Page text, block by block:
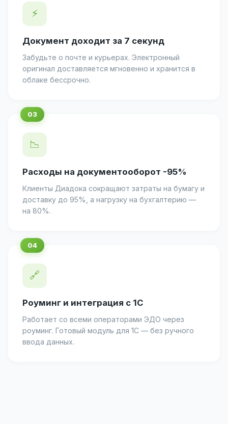
⚡
Документ доходит за 7 секунд
Забудьте о почте и курьерах. Электронный
оригинал доставляется мгновенно и хранится в
облаке бессрочно.
📉
Расходы на документооборот -95%
Клиенты Диадока сокращают затраты на бумагу и
доставку до 95%, а нагрузку на бухгалтерию —
на 80%.
🔗
Роуминг и интеграция с 1С
Работает со всеми операторами ЭДО через
роуминг. Готовый модуль для 1С — без ручного
ввода данных.